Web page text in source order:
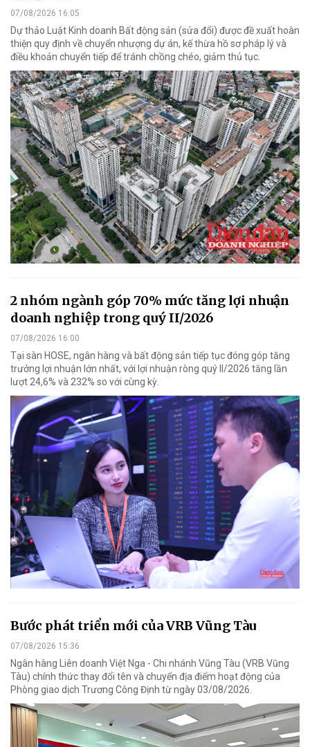
07/08/2026 16:05
Dự thảo Luật Kinh doanh Bất động sản (sửa đổi) được đề xuất hoàn
thiện quy định về chuyển nhượng dự án, kế thừa hồ sơ pháp lý và
điều khoản chuyển tiếp để tránh chồng chéo, giảm thủ tục.
2 nhóm ngành góp 70% mức tăng lợi nhuận
doanh nghiệp trong quý II/2026
07/08/2026 16:00
Tại sàn HOSE, ngân hàng và bất động sản tiếp tục đóng góp tăng
trưởng lợi nhuận lớn nhất, với lợi nhuận ròng quý II/2026 tăng lần
lượt 24,6% và 232% so với cùng kỳ.
Bước phát triển mới của VRB Vũng Tàu
07/08/2026 15:36
Ngân hàng Liên doanh Việt Nga - Chi nhánh Vũng Tàu (VRB Vũng
Tàu) chính thức thay đổi tên và chuyển địa điểm hoạt động của
Phòng giao dịch Trương Công Định từ ngày 03/08/2026.